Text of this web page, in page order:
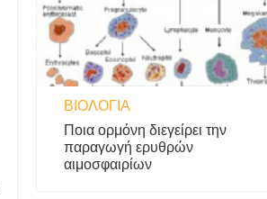
ΒΙΟΛΟΓΊΑ
Ποια ορμόνη διεγείρει την
παραγωγή ερυθρών
αιμοσφαιρίων